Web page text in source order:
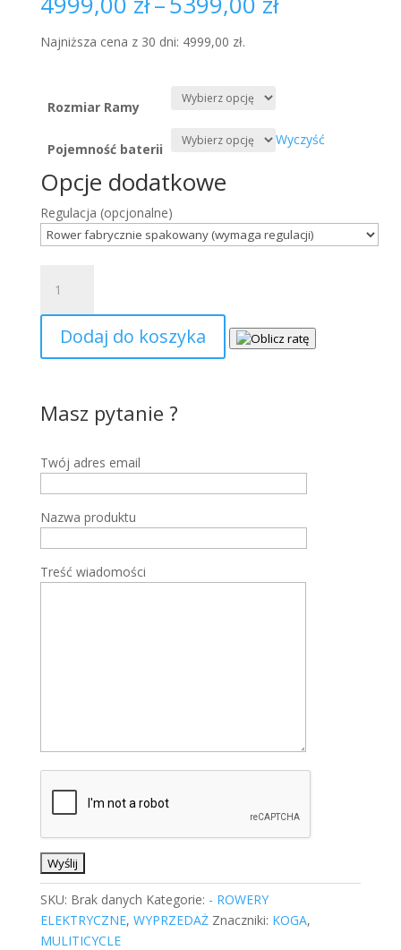
Najniższa cena z 30 dni: 4999,00 zł.
Rozmiar Ramy
Pojemność baterii
Wyczyść
Opcje dodatkowe
Regulacja (opcjonalne)
Rower
elektryczny
Koga
Vectro
Man
Dodaj do koszyka
Masz pytanie ?
Twój adres email
Nazwa produktu
Treść wiadomości
SKU: Brak danych Kategorie: - ROWERY
ELEKTRYCZNE, WYPRZEDAŻ Znaczniki: KOGA,
MULITICYCLE